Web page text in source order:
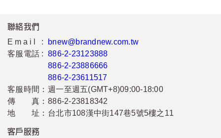
聯絡我們
Email :
bnew@brandnew.com.tw
客服電話 : 886-2-23123888
886-2-23886666
886-2-23611517
客服時間： 週一至週五(GMT+8)09:00-18:00
傳 真： 886-2-23818342
地 址： 台北市108漢中街147巷5號5樓之11
客戶服務